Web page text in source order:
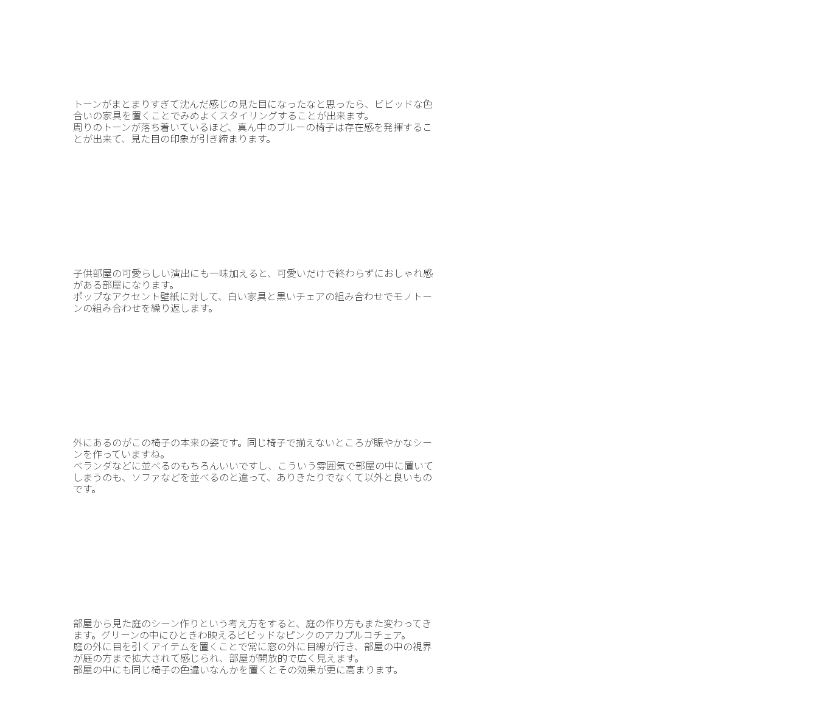
トーンがまとまりすぎて沈んだ感じの見た目になったなと思ったら、ビビッドな色
合いの家具を置くことでみめよくスタイリングすることが出来ます。
周りのトーンが落ち着いているほど、真ん中のブルーの椅子は存在感を発揮するこ
とが出来て、見た目の印象が引き締まります。
子供部屋の可愛らしい演出にも一味加えると、可愛いだけで終わらずにおしゃれ感
がある部屋になります。
ポップなアクセント壁紙に対して、白い家具と黒いチェアの組み合わせでモノトー
ンの組み合わせを繰り返します。
外にあるのがこの椅子の本来の姿です。同じ椅子で揃えないところが賑やかなシー
ンを作っていますね。
ベランダなどに並べるのもちろんいいですし、こういう雰囲気で部屋の中に置いて
しまうのも、ソファなどを並べるのと違って、ありきたりでなくて以外と良いもの
です。
部屋から見た庭のシーン作りという考え方をすると、庭の作り方もまた変わってき
ます。グリーンの中にひときわ映えるビビッドなピンクのアカプルコチェア。
庭の外に目を引くアイテムを置くことで常に窓の外に目線が行き、部屋の中の視界
が庭の方まで拡大されて感じられ、部屋が開放的で広く見えます。
部屋の中にも同じ椅子の色違いなんかを置くとその効果が更に高まります。